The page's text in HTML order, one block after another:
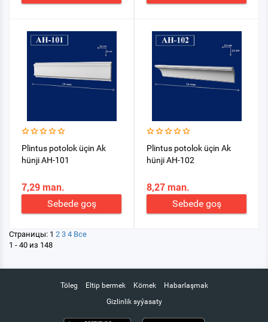
Plintus potolok üçin Ak
hünji AH-101
7,29 man.
Sebede goş
Plintus potolok üçin Ak
hünji AH-102
8,27 man.
Sebede goş
Страницы: 1 2 3 4 Все
1 - 40 из 148
Töleg Eltip bermek Kömek
Habarlaşmak
Gizlinlik syýasaty